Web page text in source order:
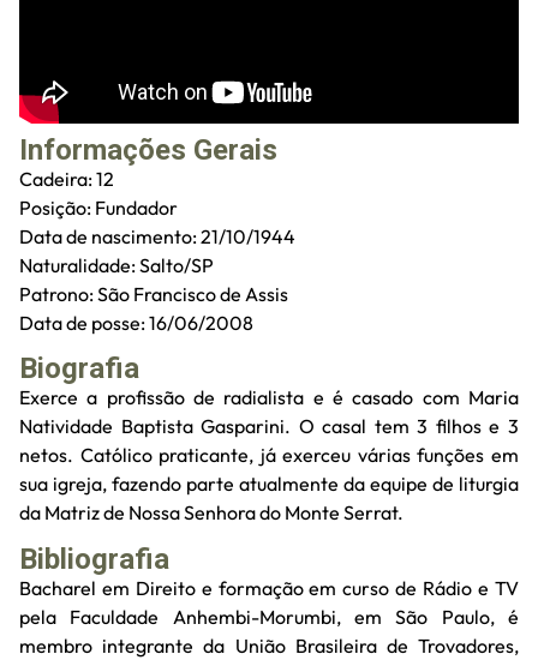
Informações Gerais
Cadeira: 12
Posição: Fundador
Data de nascimento: 21/10/1944
Naturalidade: Salto/SP
Patrono: São Francisco de Assis
Data de posse: 16/06/2008
Biografia
Exerce a profissão de radialista e é casado com Maria
Natividade Baptista Gasparini. O casal tem 3 filhos e 3
netos. Católico praticante, já exerceu várias funções em
sua igreja, fazendo parte atualmente da equipe de liturgia
da Matriz de Nossa Senhora do Monte Serrat.
Bibliografia
Bacharel em Direito e formação em curso de Rádio e TV
pela Faculdade Anhembi-Morumbi, em São Paulo, é
membro integrante da União Brasileira de Trovadores,